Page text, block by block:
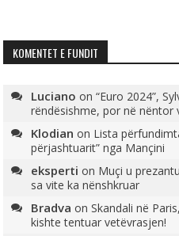
KOMENTET E FUNDIT
Luciano on“Euro 2024”,
rëndësishme, por në nëntor
Klodian on Lista
përjashtuarit” nga Mançini
eksperti on Muçi u
sa vite ka nënshkruar
Bradva onSkandali në
kishte tentuar vetëvrasjen!